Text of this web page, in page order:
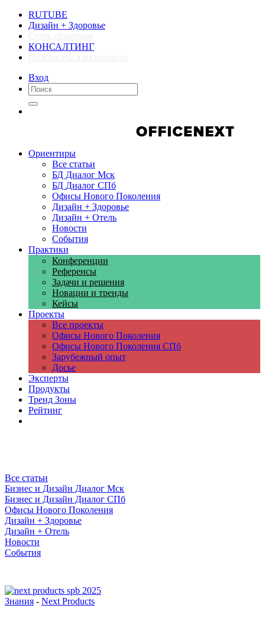
RUTUBE
Дизайн + Здоровье
КОНСАЛТИНГ
Вход
Ориентиры
Все статьи
БД Диалог Мск
БД Диалог СПб
Офисы Нового Поколения
Дизайн + Здоровье
Дизайн + Отель
Новости
События
Практики
Конференции
Референсы
Задачи и решения
Новации и тренды
Кейсы
Проекты
Все проекты
Офисы Нового Поколения
Офисы Нового Поколения СПб
Зарубежный опыт
Досье
Эксперты
Продукты
Тренд Зоны
Рейтинг
Все статьи
Бизнес и Дизайн Диалог Мск
Бизнес и Дизайн Диалог СПб
Офисы Нового Поколения
Дизайн + Здоровье
Дизайн + Отель
Новости
События
Знания - Next Products